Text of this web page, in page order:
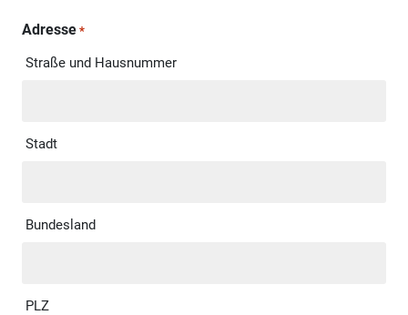
Adresse *
Straße und Hausnummer
Stadt
Bundesland
PLZ